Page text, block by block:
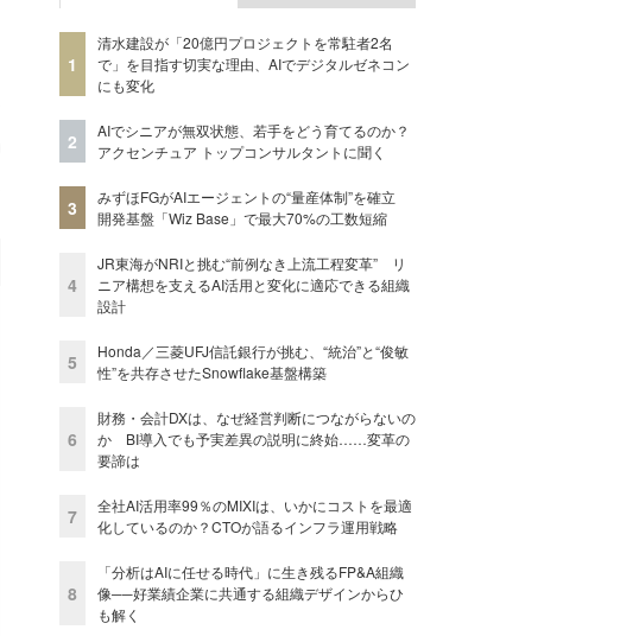
1
清水建設が「20億円プロジェクトを常駐者2名
で」を目指す切実な理由、AIでデジタルゼネコン
にも変化
2
AIでシニアが無双状態、若手をどう育てるのか？
アクセンチュア トップコンサルタントに聞く
3
みずほFGがAIエージェントの“量産体制”を確立
開発基盤「Wiz Base」で最大70%の工数短縮
4
JR東海がNRIと挑む“前例なき上流工程変革” リ
ニア構想を支えるAI活用と変化に適応できる組織
設計
5
Honda／三菱UFJ信託銀行が挑む、“統治”と“俊敏
性”を共存させたSnowflake基盤構築
6
財務・会計DXは、なぜ経営判断につながらないの
か BI導入でも予実差異の説明に終始……変革の
要諦は
7
全社AI活用率99％のMIXIは、いかにコストを最適
化しているのか？CTOが語るインフラ運用戦略
8
「分析はAIに任せる時代」に生き残るFP&A組織
像──好業績企業に共通する組織デザインからひ
も解く